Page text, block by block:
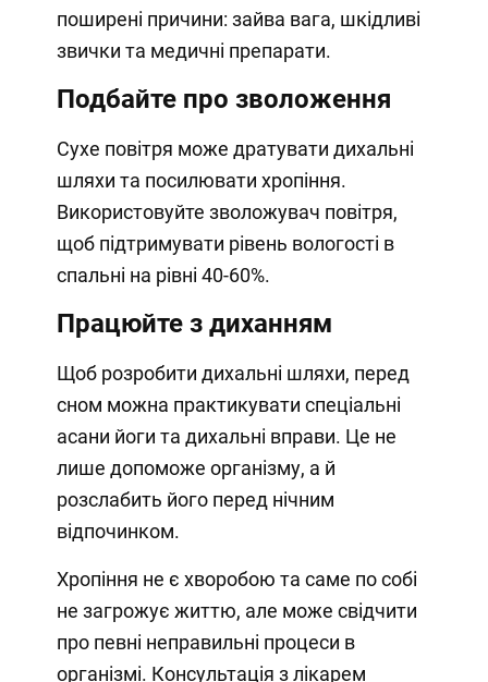
поширені причини: зайва вага, шкідливі
звички та медичні препарати.
Подбайте про зволоження
Сухе повітря може дратувати дихальні
шляхи та посилювати хропіння.
Використовуйте зволожувач повітря,
щоб підтримувати рівень вологості в
спальні на рівні 40-60%.
Працюйте з диханням
Щоб розробити дихальні шляхи, перед
сном можна практикувати спеціальні
асани йоги та дихальні вправи. Це не
лише допоможе організму, а й
розслабить його перед нічним
відпочинком.
Хропіння не є хворобою та саме по собі
не загрожує життю, але може свідчити
про певні неправильні процеси в
організмі. Консультація з лікарем